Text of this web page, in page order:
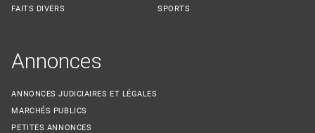
FAITS DIVERS
SPORTS
Annonces
ANNONCES JUDICIAIRES ET LÉGALES
MARCHÉS PUBLICS
PETITES ANNONCES